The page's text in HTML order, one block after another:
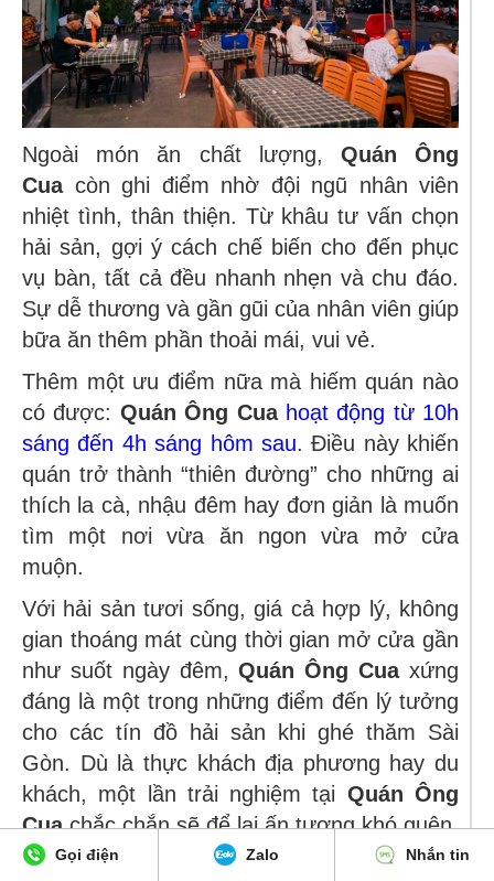
Ngoài món ăn chất lượng, Quán Ông
Cuacòn ghi điểm nhờ đội ngũ nhân viên
nhiệt tình, thân thiện. Từ khâu tư vấn chọn
hải sản, gợi ý cách chế biến cho đến phục
vụ bàn, tất cả đều nhanh nhẹn và chu đáo.
Sự dễ thương và gần gũi của nhân viên giúp
bữa ăn thêm phần thoải mái, vui vẻ.
Thêm một ưu điểm nữa mà hiếm quán nào
có được: Quán Ông Cua hoạt động từ 10h
sáng đến 4h sáng hôm sau. Điều này khiến
quán trở thành “thiên đường” cho những ai
thích la cà, nhậu đêm hay đơn giản là muốn
tìm một nơi vừa ăn ngon vừa mở cửa
muộn.
Với hải sản tươi sống, giá cả hợp lý, không
gian thoáng mát cùng thời gian mở cửa gần
như suốt ngày đêm,Quán Ông Cuaxứng
đáng là một trong những điểm đến lý tưởng
cho các tín đồ hải sản khi ghé thăm Sài
Gòn. Dù là thực khách địa phương hay du
khách, một lần trải nghiệm tại Quán Ông
Cuachắc chắn sẽ để lại ấn tượng khó quên.
Gọi điện Zalo Nhắn tin